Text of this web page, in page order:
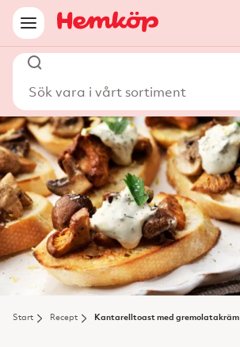
Start Recept Kantarelltoast med gremolatakräm